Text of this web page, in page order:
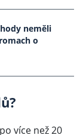
neměli
o
více než 20